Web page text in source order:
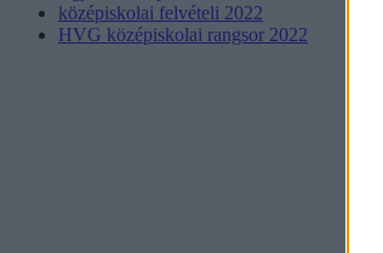
középiskolai felvételi 2022
HVG középiskolai rangsor 2022